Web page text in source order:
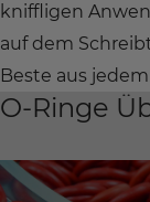
kniffligen
auf dem
Beste aus
O-Ringe